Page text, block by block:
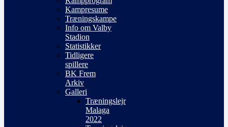
Kampresume
Træningskampe
Info om Valby
Stadion
Statistikker
Tidligere
spillere
BK Frem
Arkiv
Galleri
Træningslejr
Malaga
2022